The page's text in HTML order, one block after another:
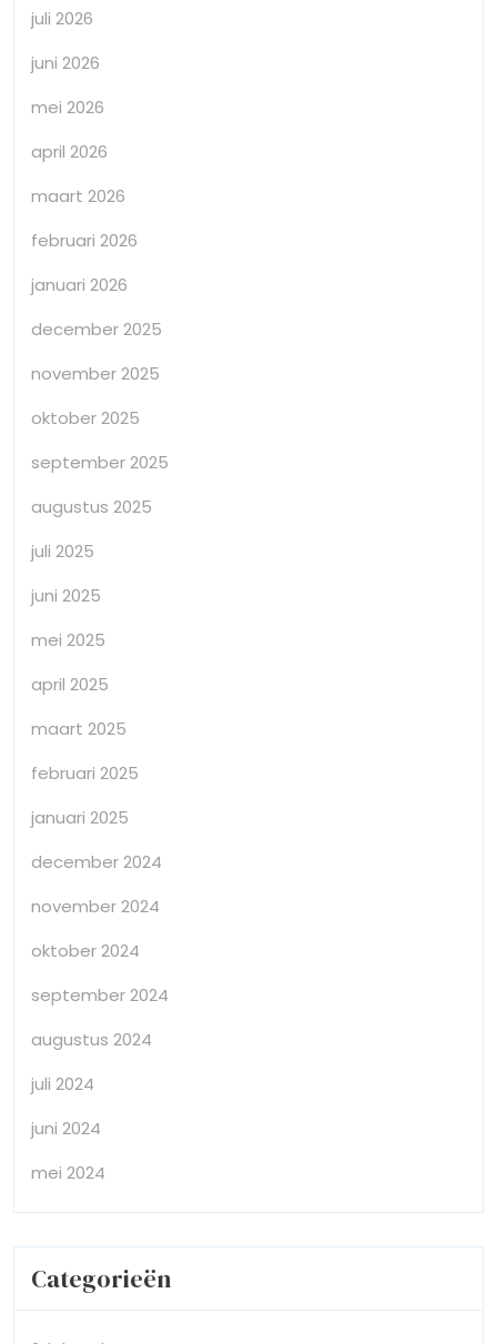
juli 2026
juni 2026
mei 2026
april 2026
maart 2026
februari 2026
januari 2026
december 2025
november 2025
oktober 2025
september 2025
augustus 2025
juli 2025
juni 2025
mei 2025
april 2025
maart 2025
februari 2025
januari 2025
december 2024
november 2024
oktober 2024
september 2024
augustus 2024
juli 2024
juni 2024
mei 2024
Categorieën